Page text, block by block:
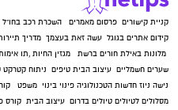
קניית קישורים פרסום מאמרים השכרת רכב בחו"ל
קידום אתרים בגוגל עשה זאת בעצמך מדריך
מלונות באילת חורים ברשת מגזין החיות ,תו
שערים חשמליים עיצוב הבית טיפים ניתוח קטרקט
נישה ניוז חדשות הטכנולוגיה פינוי בינוי משפט
מסלולים לטיולים טיולים בדרום עיצוב הבית קורס